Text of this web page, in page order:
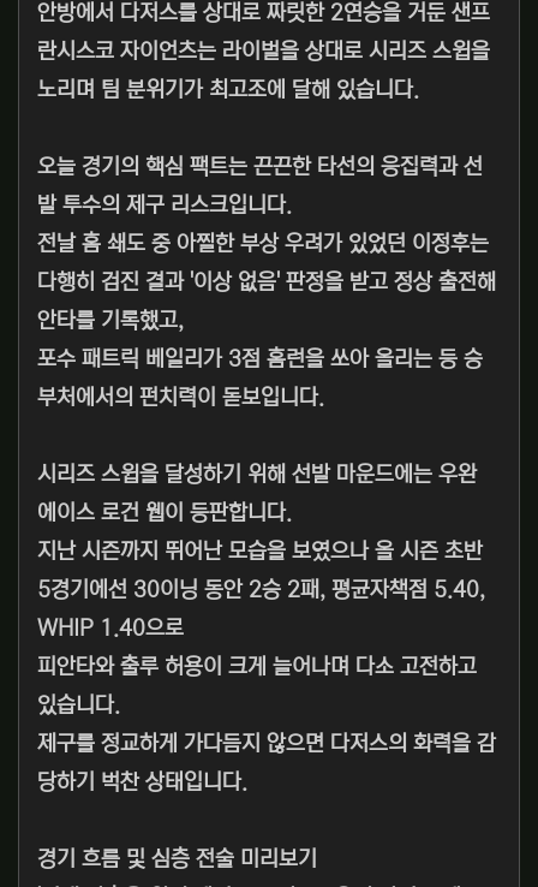
안방에서 다저스를 상대로 짜릿한 2연승을 거둔 샌프
란시스코 자이언츠는 라이벌을 상대로 시리즈 스윕을
노리며 팀 분위기가 최고조에 달해 있습니다.
오늘 경기의 핵심 팩트는 끈끈한 타선의 응집력과 선
발 투수의 제구 리스크입니다.
전날 홈 쇄도 중 아찔한 부상 우려가 있었던 이정후는
다행히 검진 결과 '이상 없음' 판정을 받고 정상 출전해
안타를 기록했고,
포수 패트릭 베일리가 3점 홈런을 쏘아 올리는 등 승
부처에서의 펀치력이 돋보입니다.
시리즈 스윕을 달성하기 위해 선발 마운드에는 우완
에이스 로건 웹이 등판합니다.
지난 시즌까지 뛰어난 모습을 보였으나 올 시즌 초반
5경기에선 30이닝 동안 2승 2패, 평균자책점 5.40,
WHIP 1.40으로
피안타와 출루 허용이 크게 늘어나며 다소 고전하고
있습니다.
제구를 정교하게 가다듬지 않으면 다저스의 화력을 감
당하기 벅찬 상태입니다.
경기 흐름 및 심층 전술 미리보기